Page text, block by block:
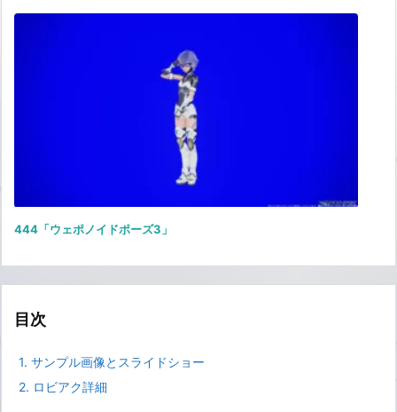
444「ウェポノイドポーズ3」
目次
1. サンプル画像とスライドショー
2. ロビアク詳細